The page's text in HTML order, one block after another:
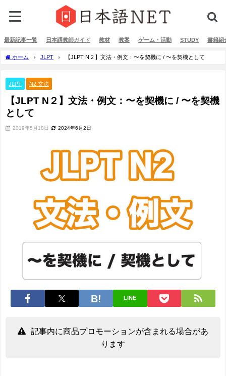
最新記事一覧 日本語教師ガイド 教材 教案 ゲーム・活動 STUDY 書籍紹
ホーム JLPT 【JLPT N２】文法・例文：〜を契機に / 〜を契機として
JLPT N2 文法
【JLPT N２】文法・例文：〜を契機に / 〜を契機
として
2019年5月18日 2024年6月2日
LINE
記事内に商品プロモーションが含まれる場合があ
ります